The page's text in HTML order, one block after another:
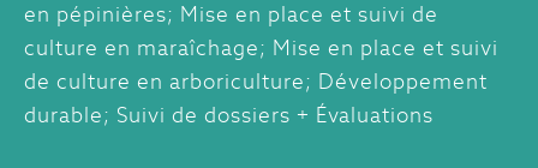
en pépinières; Mise en place et suivi de
culture en maraîchage; Mise en place et suivi
de culture en arboriculture; Développement
durable; Suivi de dossiers + Évaluations